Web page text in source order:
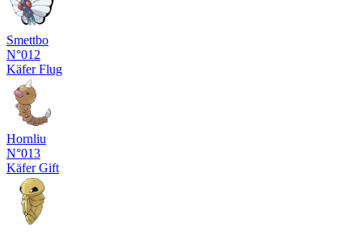
Smettbo
N°012
KäferFlug
Hornliu
N°013
KäferGift